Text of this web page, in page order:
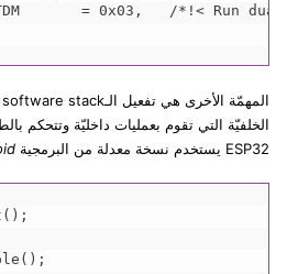
= 0x03,   /*!< Run
الخلفيّة التي تقوم بعمليات داخليّة وتتحكم
ESP32 يستخدم نسخة معدلة من البرمجية